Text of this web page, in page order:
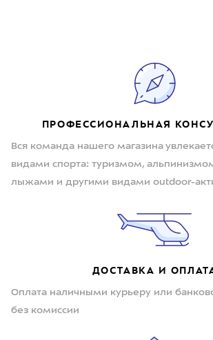
ПРОФЕССИОНАЛЬНАЯ
Вся команда нашего магазина
видами спорта: туризмом,
лыжами и другими видами outdoor-
ДОСТАВКА И
Оплата наличными курьеру или
без комиссии